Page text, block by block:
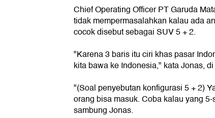
Chief Operating Officer PT Garuda
tidak mempermasalahkan kalau ada
cocok disebut sebagai SUV 5 + 2.
"Karena 3 baris itu ciri khas pasar
kita bawa ke Indonesia," kata Jonas,
"(Soal penyebutan konfigurasi 5 + 2)
orang bisa masuk. Coba kalau yang
sambung Jonas.